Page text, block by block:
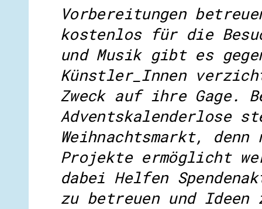
Vorbereitungen
kostenlos für die
und Musik gibt es
Künstler_Innen
Zweck auf ihre Gage.
Adventskalenderlose
Weihnachtsmarkt,
Projekte ermöglicht
dabei Helfen
zu betreuen und